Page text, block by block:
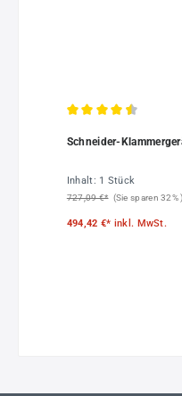
Schneider-
Inhalt: 1 Stück
727,09 €* (Sie sparen 32% )
494,42 €* inkl. MwSt.